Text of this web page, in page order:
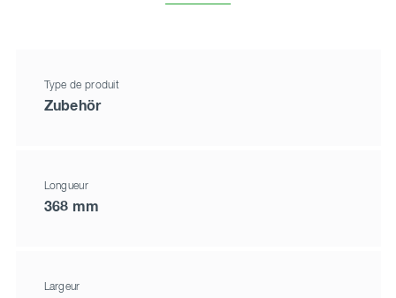
Type de produit
Zubehör
Longueur
368 mm
Largeur